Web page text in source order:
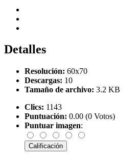
Detalles
Resolución: 60x70
Descargas: 10
Tamaño de archivo: 3.2 KB
Clics: 1143
Puntuación: 0.00 (0 Votos)
Puntuar imagen: